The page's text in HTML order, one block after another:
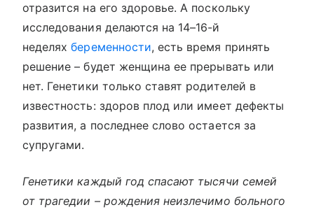
отразится на его здоровье. А поскольку
исследования делаются на 14–16-й
неделяхбеременности, есть время принять
решение – будет женщина ее прерывать или
нет. Генетики только ставят родителей в
известность: здоров плод или имеет дефекты
развития, а последнее слово остается за
супругами.
Генетики каждый год спасают тысячи семей
от трагедии – рождения неизлечимо больного